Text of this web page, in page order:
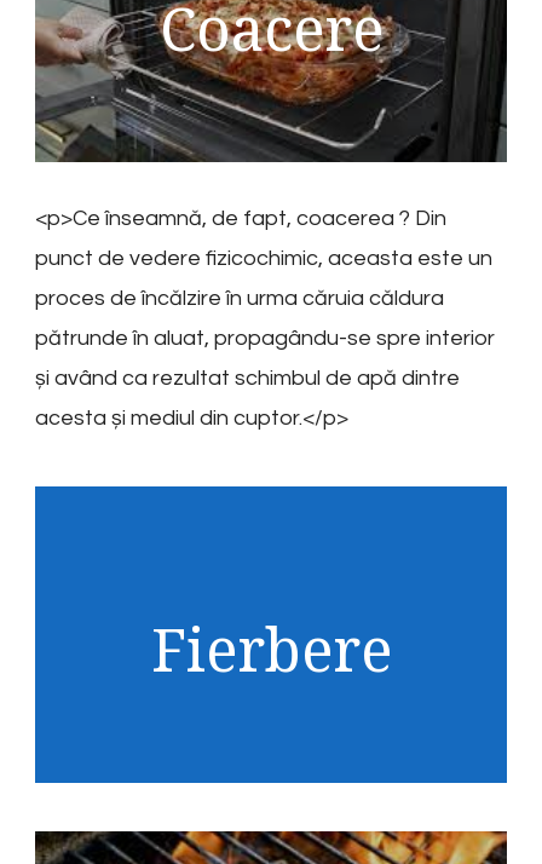
Coacere
<p>Ce înseamnă, de fapt, coacerea ? Din
punct de vedere fizicochimic, aceasta este un
proces de încălzire în urma căruia căldura
pătrunde în aluat, propagându-se spre interior
și având ca rezultat schimbul de apă dintre
acesta și mediul din cuptor.</p>
Fierbere